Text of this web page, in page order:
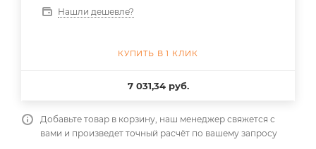
Нашли дешевле?
КУПИТЬ В 1 КЛИК
7 031,34 руб.
Добавьте товар в корзину, наш менеджер свяжется с
вами и произведет точный расчёт по вашему запросу